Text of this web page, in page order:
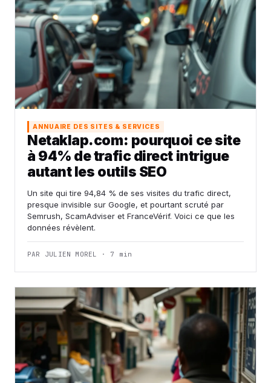
ANNUAIRE DES SITES & SERVICES
Netaklap.com: pourquoi ce site
à 94% de trafic direct intrigue
autant les outils SEO
Un site qui tire 94,84 % de ses visites du trafic direct,
presque invisible sur Google, et pourtant scruté par
Semrush, ScamAdviser et FranceVérif. Voici ce que les
données révèlent.
PAR JULIEN MOREL · 7 min